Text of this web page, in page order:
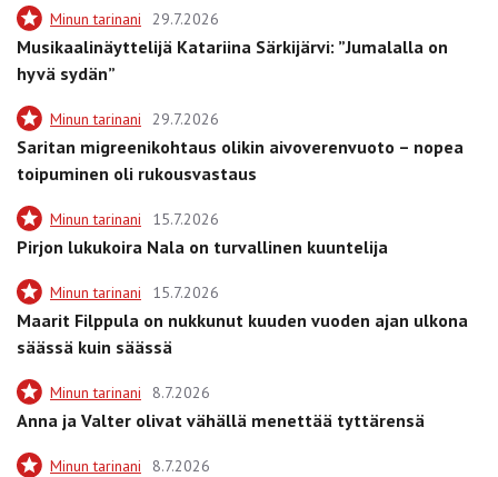
Minun tarinani 29.7.2026
Musikaalinäyttelijä Katariina Särkijärvi: ”Jumalalla on
hyvä sydän”
Minun tarinani 29.7.2026
Saritan migreenikohtaus olikin aivoverenvuoto – nopea
toipuminen oli rukousvastaus
Minun tarinani 15.7.2026
Pirjon lukukoira Nala on turvallinen kuuntelija
Minun tarinani 15.7.2026
Maarit Filppula on nukkunut kuuden vuoden ajan ulkona
säässä kuin säässä
Minun tarinani 8.7.2026
Anna ja Valter olivat vähällä menettää tyttärensä
Minun tarinani 8.7.2026